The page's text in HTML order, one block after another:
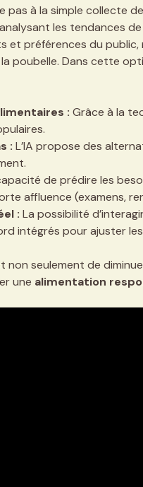
pas à la simple collecte
les tendances
et préférences du public,
poubelle. Dans cette
: Grâce à la
: L’IA propose des
de prédire les
affluence (examens,
: La possibilité
intégrés pour ajuster
seulement de
une alimentation